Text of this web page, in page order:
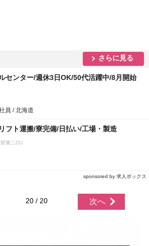
さらに見る
センター/週休3日OK/50代活躍中/8月開始
員 / 北海道
フト運搬/寮完備/日払い/工場・製造
第二CU
sponsored by 求人ボックス
20 / 20 次へ